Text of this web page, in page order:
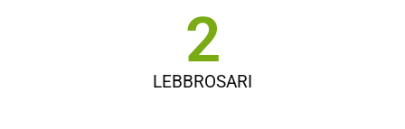
LEBBROSARI
2